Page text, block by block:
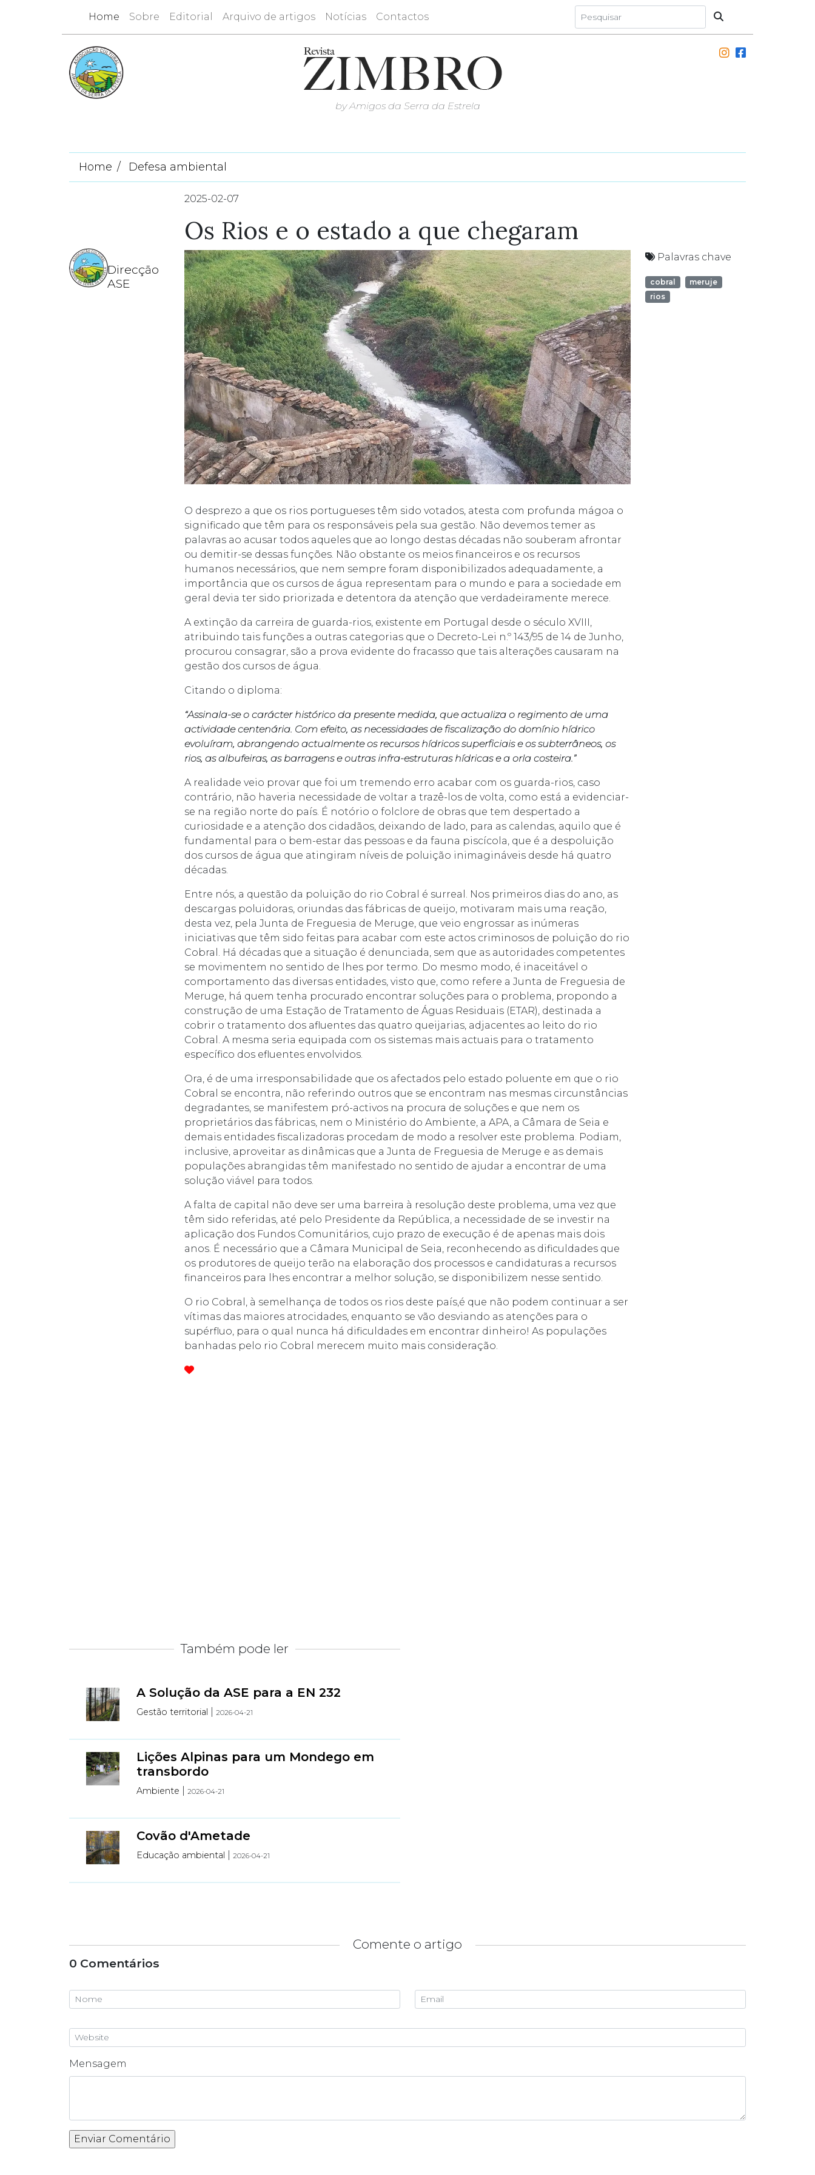
Home Sobre Editorial Arquivo de artigos Notícias Contactos
by Amigos da Serra da Estrela
Home Defesa ambiental
Direcção
ASE
2025-02-07
Os Rios e o estado a que chegaram
Palavras chave
cobral
meruje
rios
O desprezo a que os rios portugueses têm sido votados, atesta com profunda mágoa o
significado que têm para os responsáveis pela sua gestão. Não devemos temer as
palavras ao acusar todos aqueles que ao longo destas décadas não souberam afrontar
ou demitir-se dessas funções. Não obstante os meios financeiros e os recursos
humanos necessários, que nem sempre foram disponibilizados adequadamente, a
importância que os cursos de água representam para o mundo e para a sociedade em
geral devia ter sido priorizada e detentora da atenção que verdadeiramente merece.
A extinção da carreira de guarda-rios, existente em Portugal desde o século XVIII,
atribuindo tais funções a outras categorias que o Decreto-Lei n.º 143/95 de 14 de Junho,
procurou consagrar, são a prova evidente do fracasso que tais alterações causaram na
gestão dos cursos de água.
Citando o diploma:
“Assinala-se o carácter histórico da presente medida, que actualiza o regimento de uma
actividade centenária. Com efeito, as necessidades de fiscalização do domínio hídrico
evoluíram, abrangendo actualmente os recursos hídricos superficiais e os subterrâneos, os
rios, as albufeiras, as barragens e outras infra-estruturas hídricas e a orla costeira.”
A realidade veio provar que foi um tremendo erro acabar com os guarda-rios, caso
contrário, não haveria necessidade de voltar a trazê-los de volta, como está a evidenciar-
se na região norte do país. É notório o folclore de obras que tem despertado a
curiosidade e a atenção dos cidadãos, deixando de lado, para as calendas, aquilo que é
fundamental para o bem-estar das pessoas e da fauna piscícola, que é a despoluição
dos cursos de água que atingiram níveis de poluição inimagináveis desde há quatro
décadas.
Entre nós, a questão da poluição do rio Cobral é surreal. Nos primeiros dias do ano, as
descargas poluidoras, oriundas das fábricas de queijo, motivaram mais uma reação,
desta vez, pela Junta de Freguesia de Meruge, que veio engrossar as inúmeras
iniciativas que têm sido feitas para acabar com este actos criminosos de poluição do rio
Cobral. Há décadas que a situação é denunciada, sem que as autoridades competentes
se movimentem no sentido de lhes por termo. Do mesmo modo, é inaceitável o
comportamento das diversas entidades, visto que, como refere a Junta de Freguesia de
Meruge, há quem tenha procurado encontrar soluções para o problema, propondo a
construção de uma Estação de Tratamento de Águas Residuais (ETAR), destinada a
cobrir o tratamento dos afluentes das quatro queijarias, adjacentes ao leito do rio
Cobral. A mesma seria equipada com os sistemas mais actuais para o tratamento
específico dos efluentes envolvidos.
Ora, é de uma irresponsabilidade que os afectados pelo estado poluente em que o rio
Cobral se encontra, não referindo outros que se encontram nas mesmas circunstâncias
degradantes, se manifestem pró-activos na procura de soluções e que nem os
proprietários das fábricas, nem o Ministério do Ambiente, a APA, a Câmara de Seia e
demais entidades fiscalizadoras procedam de modo a resolver este problema. Podiam,
inclusive, aproveitar as dinâmicas que a Junta de Freguesia de Meruge e as demais
populações abrangidas têm manifestado no sentido de ajudar a encontrar de uma
solução viável para todos.
A falta de capital não deve ser uma barreira à resolução deste problema, uma vez que
têm sido referidas, até pelo Presidente da República, a necessidade de se investir na
aplicação dos Fundos Comunitários, cujo prazo de execução é de apenas mais dois
anos. É necessário que a Câmara Municipal de Seia, reconhecendo as dificuldades que
os produtores de queijo terão na elaboração dos processos e candidaturas a recursos
financeiros para lhes encontrar a melhor solução, se disponibilizem nesse sentido.
O rio Cobral, à semelhança de todos os rios deste país,é que não podem continuar a ser
vítimas das maiores atrocidades, enquanto se vão desviando as atenções para o
supérfluo, para o qual nunca há dificuldades em encontrar dinheiro! As populações
banhadas pelo rio Cobral merecem muito mais consideração.
Também pode ler
A Solução da ASE para a EN 232
Gestão territorial 2026-04-21
Lições Alpinas para um Mondego em
transbordo
Ambiente 2026-04-21
Covão d'Ametade
Educação ambiental 2026-04-21
Comente o artigo
0 Comentários
Mensagem